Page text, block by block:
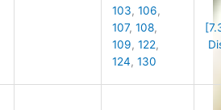
103,106,
107,108,
109,122,
124,130